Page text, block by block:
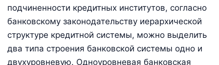
подчиненности кредитных институтов, согласно
банковскому законодательству иерархической
структуре кредитной системы, можно выделить
два типа строения банковской системы одно и
двухуровневую. Одноуровневая банковская